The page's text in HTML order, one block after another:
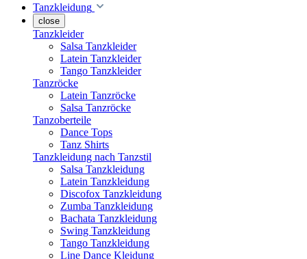
Tanzkleidung
close
Tanzkleider
Salsa Tanzkleider
Latein Tanzkleider
Tango Tanzkleider
Tanzröcke
Latein Tanzröcke
Salsa Tanzröcke
Tanzoberteile
Dance Tops
Tanz Shirts
Tanzkleidung nach Tanzstil
Salsa Tanzkleidung
Latein Tanzkleidung
Discofox Tanzkleidung
Zumba Tanzkleidung
Bachata Tanzkleidung
Swing Tanzkleidung
Tango Tanzkleidung
Line Dance Kleidung